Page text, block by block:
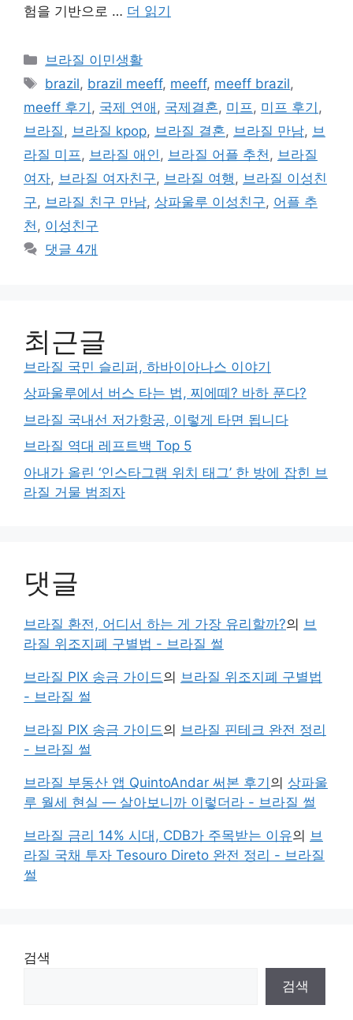
험을 기반으로 … 더 읽기
카
테
리
브라질 이민생활
태
그
brazil, brazil meeff, meeff, meeff brazil,
meeff 후기 , 국제 연애 , 국제결혼, 미프 , 미프 후기 ,
브라질 , 브라질 kpop, 브라질 결혼, 브라질 만남, 브
라질 미프 , 브라질 애인 , 브라질 어플 추천 , 브라질
여자, 브라질 여자친구, 브라질 여행 , 브라질 이성친
구, 브라질 친구 만남, 상파울루 이성친구, 어플 추
천 , 이성친구
댓글 4개
최근글
브라질 국민 슬리퍼, 하바이아나스 이야기
상파울루에서 버스 타는 법, 찌에떼? 바하 푼다?
브라질 국내선 저가항공, 이렇게 타면 됩니다
브라질 역대 레프트백 Top 5
아내가 올린 ‘인스타그램 위치 태그’ 한 방에 잡힌 브
라질 거물 범죄자
댓글
브라질 환전, 어디서 하는 게 가장 유리할까?의 브
라질 위조지폐 구별법 - 브라질 썰
브라질 PIX 송금 가이드의 브라질 위조지폐 구별법
- 브라질 썰
브라질 PIX 송금 가이드의 브라질 핀테크 완전 정리
- 브라질 썰
브라질 부동산 앱 QuintoAndar 써본 후기의 상파울
루 월세 현실 — 살아보니까 이렇더라 - 브라질 썰
브라질 금리 14% 시대, CDB가 주목받는 이유의 브
라질 국채 투자 Tesouro Direto 완전 정리 - 브라질
썰
검색
검색